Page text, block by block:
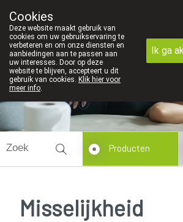
persoonlijk contact in de apotheek
02/5135502
Vandaag gesloten
Producten
Misselijkheid
Cookies
Deze website maakt gebruik van
cookies om uw gebruikservaring te
verbeteren en om onze diensten en
aanbiedingen aan te passen aan
uw interesses. Door op deze
website te blijven, accepteert u dit
gebruik van cookies. Klik hier voor
meer info.
Ik ga